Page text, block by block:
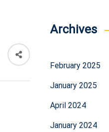
Archives
February 2025
January 2025
April 2024
January 2024